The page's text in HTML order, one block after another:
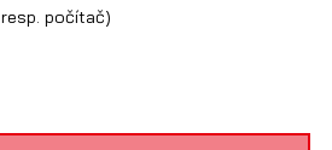
počítač)